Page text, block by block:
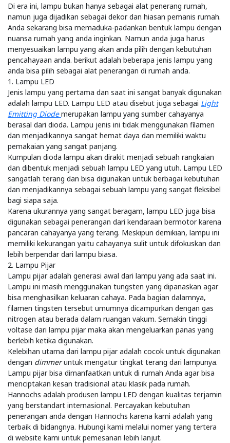
Di era ini, lampu bukan hanya sebagai alat penerang rumah,
namun juga dijadikan sebagai dekor dan hiasan pemanis rumah.
Anda sekarang bisa memaduka-padankan bentuk lampu dengan
nuansa rumah yang anda inginkan. Namun anda juga harus
menyesuaikan lampu yang akan anda pilih dengan kebutuhan
pencahayaan anda. berikut adalah beberapa jenis lampu yang
anda bisa pilih sebagai alat penerangan di rumah anda.
1. Lampu LED
Jenis lampu yang pertama dan saat ini sangat banyak digunakan
adalah lampu LED. Lampu LED atau disebut juga sebagai Light
Emitting Diodemerupakan lampu yang sumber cahayanya
berasal dari dioda. Lampu jenis ini tidak menggunakan filamen
dan menjadikannya sangat hemat daya dan memiliki waktu
pemakaian yang sangat panjang.
Kumpulan dioda lampu akan dirakit menjadi sebuah rangkaian
dan dibentuk menjadi sebuah lampu LED yang utuh. Lampu LED
sangatlah terang dan bisa digunakan untuk berbagai kebutuhan
dan menjadikannya sebagai sebuah lampu yang sangat fleksibel
bagi siapa saja.
Karena ukurannya yang sangat beragam, lampu LED juga bisa
digunakan sebagai penerangan dari kendaraan bermotor karena
pancaran cahayanya yang terang. Meskipun demikian, lampu ini
memiliki kekurangan yaitu cahayanya sulit untuk difokuskan dan
lebih berpendar dari lampu biasa.
2. Lampu Pijar
Lampu pijar adalah generasi awal dari lampu yang ada saat ini.
Lampu ini masih menggunakan tungsten yang dipanaskan agar
bisa menghasilkan keluaran cahaya. Pada bagian dalamnya,
filamen tingsten tersebut umumnya dicampurkan dengan gas
nitrogen atau berada dalam ruangan vakum. Semakin tinggi
voltase dari lampu pijar maka akan mengeluarkan panas yang
berlebih ketika digunakan.
Kelebihan utama dari lampu pijar adalah cocok untuk digunakan
dengan dimmeruntuk mengatur tingkat terang dari lampunya.
Lampu pijar bisa dimanfaatkan untuk di rumah Anda agar bisa
menciptakan kesan tradisional atau klasik pada rumah.
Hannochs adalah produsen lampu LED dengan kualitas terjamin
yang berstandart internasional. Percayakan kebutuhan
penerangan anda dengan Hannochs karena kami adalah yang
terbaik di bidangnya. Hubungi kami melalui nomer yang tertera
di website kami untuk pemesanan lebih lanjut.